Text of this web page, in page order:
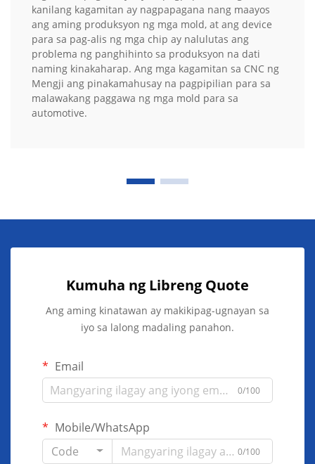
kanilang kagamitan ay nagpapagana nang maayos
ang aming produksyon ng mga mold, at ang device
para sa pag-alis ng mga chip ay nalulutas ang
problema ng panghihinto sa produksyon na dati
naming kinakaharap. Ang mga kagamitan sa CNC ng
Mengji ang pinakamahusay na pagpipilian para sa
malawakang paggawa ng mga mold para sa
automotive.
Kumuha ng Libreng Quote
Ang aming kinatawan ay makikipag-ugnayan sa
iyo sa lalong madaling panahon.
Email
0/100
Mobile/WhatsApp
Code
0/100